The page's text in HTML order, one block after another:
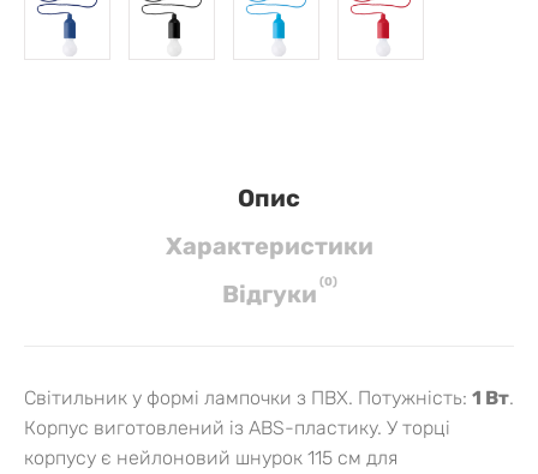
Опис
Характеристики
Вiдгуки (0)
Світильник у формі лампочки з ПВХ. Потужність: 1 Вт.
Корпус виготовлений із ABS-пластику. У торці
корпусу є нейлоновий шнурок 115 см для